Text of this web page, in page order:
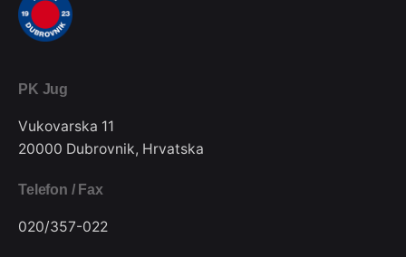
PK Jug
Vukovarska 11
20000 Dubrovnik, Hrvatska
Telefon / Fax
020/357-022